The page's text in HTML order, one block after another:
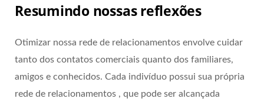
Resumindo nossas reflexões
Otimizar nossa rede de relacionamentos envolve cuidar
tanto dos contatos comerciais quanto dos familiares,
amigos e conhecidos. Cada indivíduo possui sua própria
rede de relacionamentos , que pode ser alcançada